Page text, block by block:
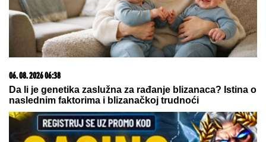
"Zla baba, neka se bavi unucima,
žalim je!" Dara udarila na koleginicu,
isprozivala je kao niko, od ovih reči
joj neće biti dobro
DECA BEZ NOGU, RUKU, GLINA SE
PROLAMALA OD JAUKAPotresno
svedočanstvo iz 1995: Goreli su i
nebo i zemlja